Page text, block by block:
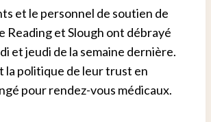
et le personnel de soutien de
Reading et Slough ont débrayé
et jeudi de la semaine dernière.
la politique de leur trust en
pour rendez-vous médicaux.